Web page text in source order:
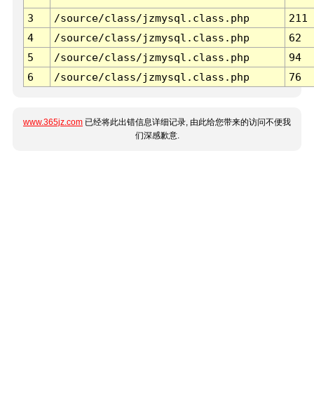
3 /source/class/jzmysql.class.php
211
4
/source/class/jzmysql.class.php
62
5
/source/class/jzmysql.class.php
94
6
/source/class/jzmysql.class.php 76
www.365jz.com 已经将此出错信息详细记录, 由此给您带来的访问不便我
们深感歉意.